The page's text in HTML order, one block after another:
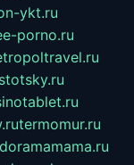
ykt.ru
porno.ru
termomur.ru
doramamama.ru